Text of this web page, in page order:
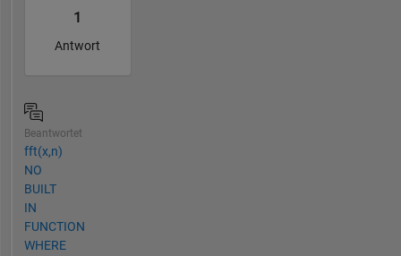
1
Antwort
Beantwortet
fft(x,n)
NO
BUILT
IN
FUNCTION
WHERE